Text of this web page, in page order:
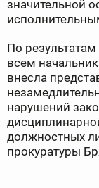
значительной
По
всем
внесла
нарушений
должностных
прокуратуры